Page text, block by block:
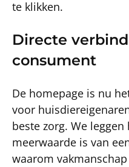
te klikken.
Directe
consument
De homepage is nu
voor
beste zorg. We
meerwaarde is van
waarom